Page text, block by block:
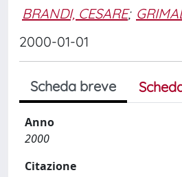
BRANDI, CESARE;
2000-01-01
Scheda breve
Anno
2000
Citazione